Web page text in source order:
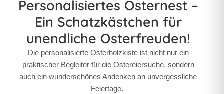
Personalisiertes Osternest –
Ein Schatzkästchen für
unendliche Osterfreuden!
Die personalisierte Osterholzkiste ist nicht nur ein
praktischer Begleiter für die Ostereiersuche, sondern
auch ein wunderschönes Andenken an unvergessliche
Feiertage.